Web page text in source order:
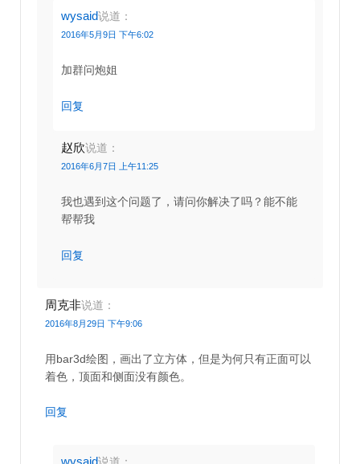
wysaid说道：
2016年5月9日 下午6:02
加群问炮姐
回复
赵欣说道：
2016年6月7日 上午11:25
我也遇到这个问题了，请问你解决了吗？能不能
帮帮我
回复
周克非说道：
2016年8月29日 下午9:06
用bar3d绘图，画出了立方体，但是为何只有正面可以
着色，顶面和侧面没有颜色。
回复